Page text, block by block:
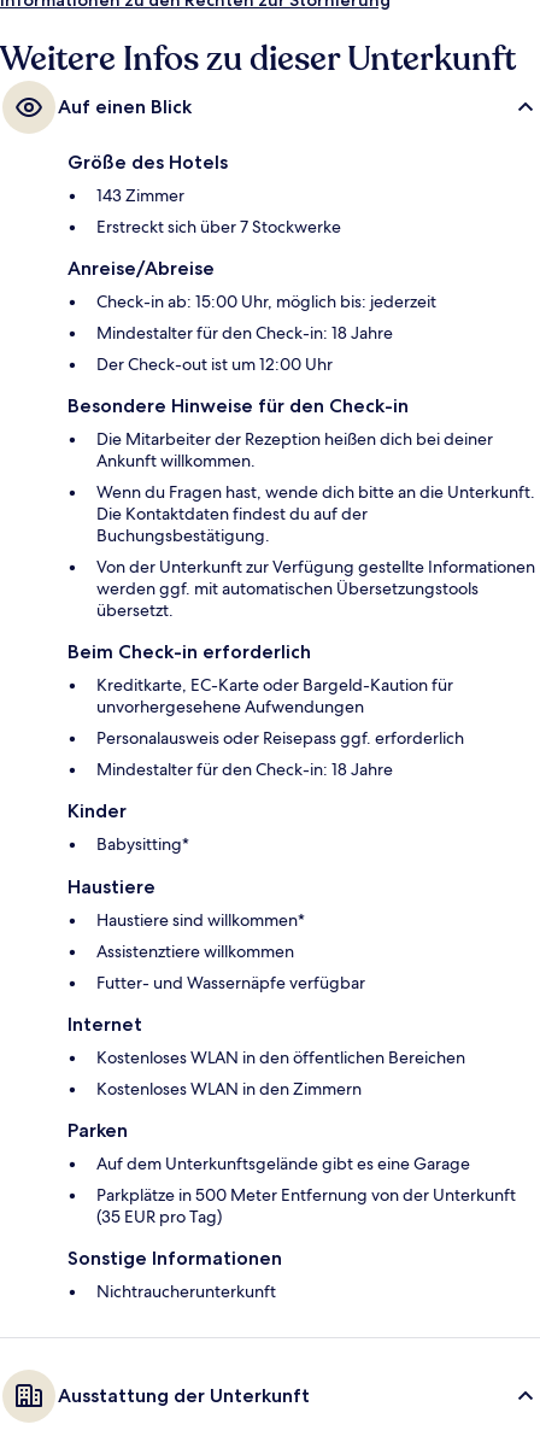
Weitere Infos zu dieser Unterkunft
Auf einen Blick
Größe des Hotels
143 Zimmer
Erstreckt sich über 7 Stockwerke
Anreise/Abreise
Check-in ab: 15:00 Uhr, möglich bis: jederzeit
Mindestalter für den Check-in: 18 Jahre
Der Check-out ist um 12:00 Uhr
Besondere Hinweise für den Check-in
Die Mitarbeiter der Rezeption heißen dich bei deiner
Ankunft willkommen.
Wenn du Fragen hast, wende dich bitte an die Unterkunft.
Die Kontaktdaten findest du auf der
Buchungsbestätigung.
Von der Unterkunft zur Verfügung gestellte Informationen
werden ggf. mit automatischen Übersetzungstools
übersetzt.
Beim Check-in erforderlich
Kreditkarte, EC-Karte oder Bargeld-Kaution für
unvorhergesehene Aufwendungen
Personalausweis oder Reisepass ggf. erforderlich
Mindestalter für den Check-in: 18 Jahre
Kinder
Babysitting*
Haustiere
Haustiere sind willkommen*
Assistenztiere willkommen
Futter- und Wassernäpfe verfügbar
Internet
Kostenloses WLAN in den öffentlichen Bereichen
Kostenloses WLAN in den Zimmern
Parken
Auf dem Unterkunftsgelände gibt es eine Garage
Parkplätze in 500 Meter Entfernung von der Unterkunft
(35 EUR pro Tag)
Sonstige Informationen
Nichtraucherunterkunft
Ausstattung der Unterkunft